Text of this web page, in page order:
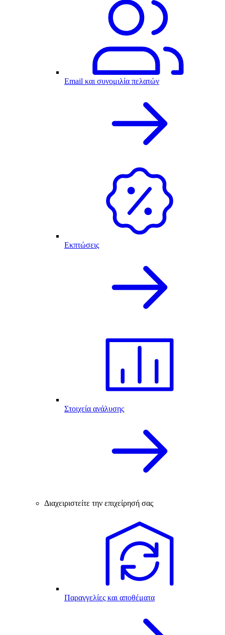
Email και συνομιλία πελατών
Εκπτώσεις
Στοιχεία ανάλυσης
Διαχειριστείτε την επιχείρησή σας
Παραγγελίες και αποθέματα